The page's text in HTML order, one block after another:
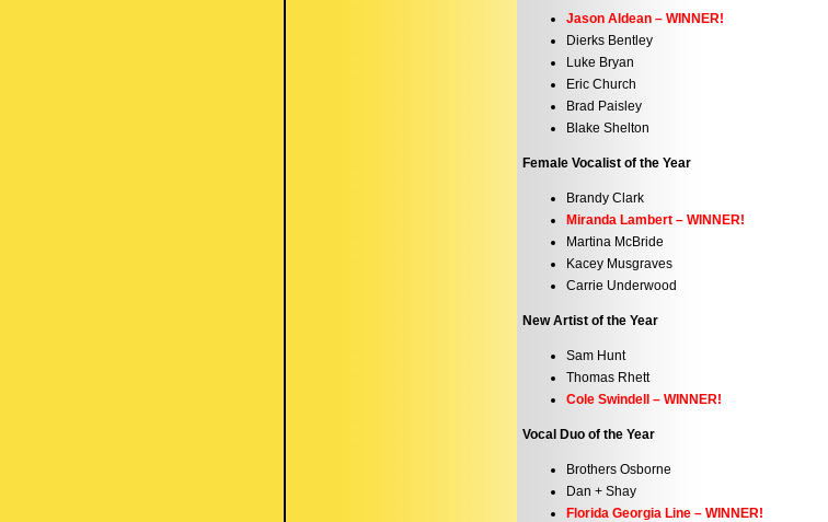
Jason Aldean – WINNER!
Dierks Bentley
Luke Bryan
Eric Church
Brad Paisley
Blake Shelton
Female Vocalist of the Year
Brandy Clark
Miranda Lambert – WINNER!
Martina McBride
Kacey Musgraves
Carrie Underwood
New Artist of the Year
Sam Hunt
Thomas Rhett
Cole Swindell – WINNER!
Vocal Duo of the Year
Brothers Osborne
Dan + Shay
Florida Georgia Line – WINNER!